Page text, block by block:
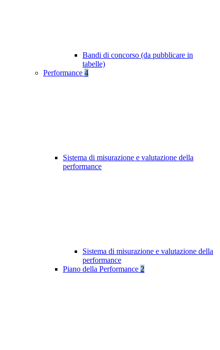
Bandi di concorso (da pubblicare in
tabelle)
Performance 4
Sistema di misurazione e valutazione della
performance
Sistema di misurazione e valutazione della
performance
Piano della Performance 2